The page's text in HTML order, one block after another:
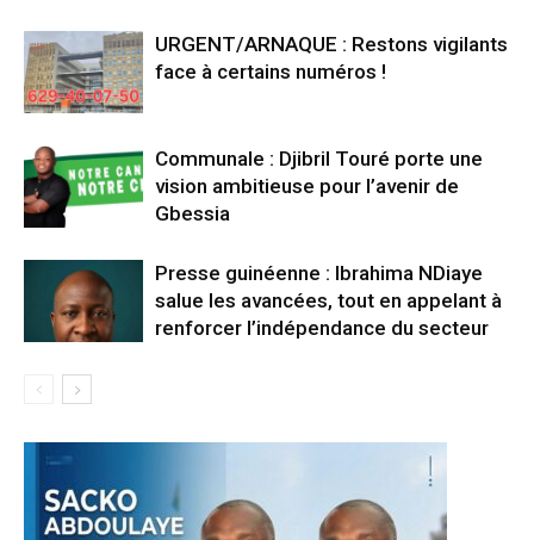
URGENT/ARNAQUE : Restons vigilants
face à certains numéros !
Communale : Djibril Touré porte une
vision ambitieuse pour l’avenir de
Gbessia
Presse guinéenne : Ibrahima NDiaye
salue les avancées, tout en appelant à
renforcer l’indépendance du secteur